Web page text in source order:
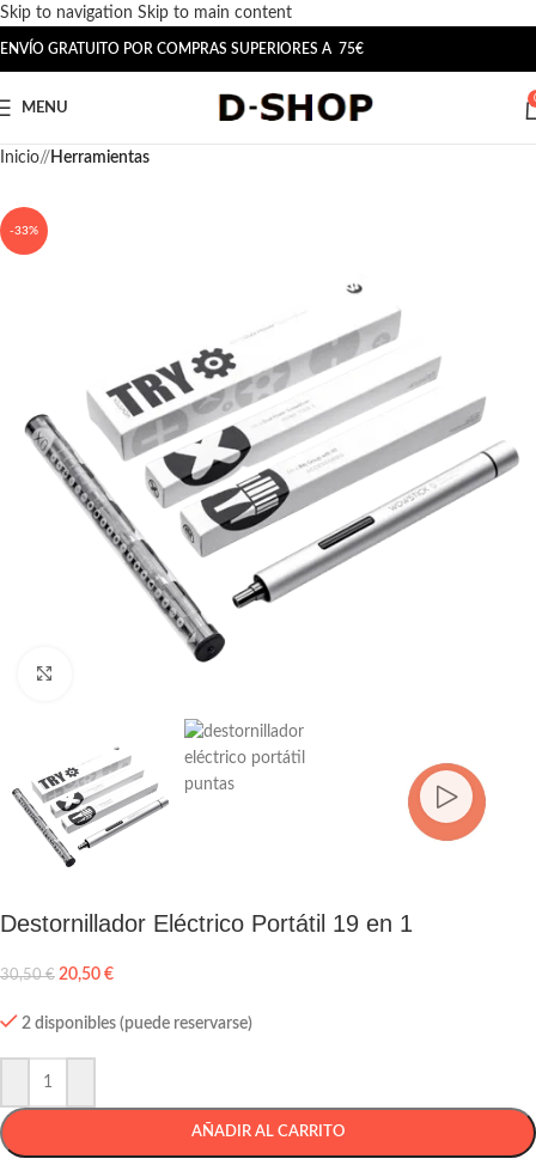
Skip to navigation Skip to main content
ENVÍO GRATUITO POR COMPRAS SUPERIORES A 75€
MENU
Inicio/ Herramientas
-33%
Destornillador Eléctrico Portátil 19 en 1
30,50€ 20,50 €
2 disponibles (puede reservarse)
AÑADIR AL CARRITO